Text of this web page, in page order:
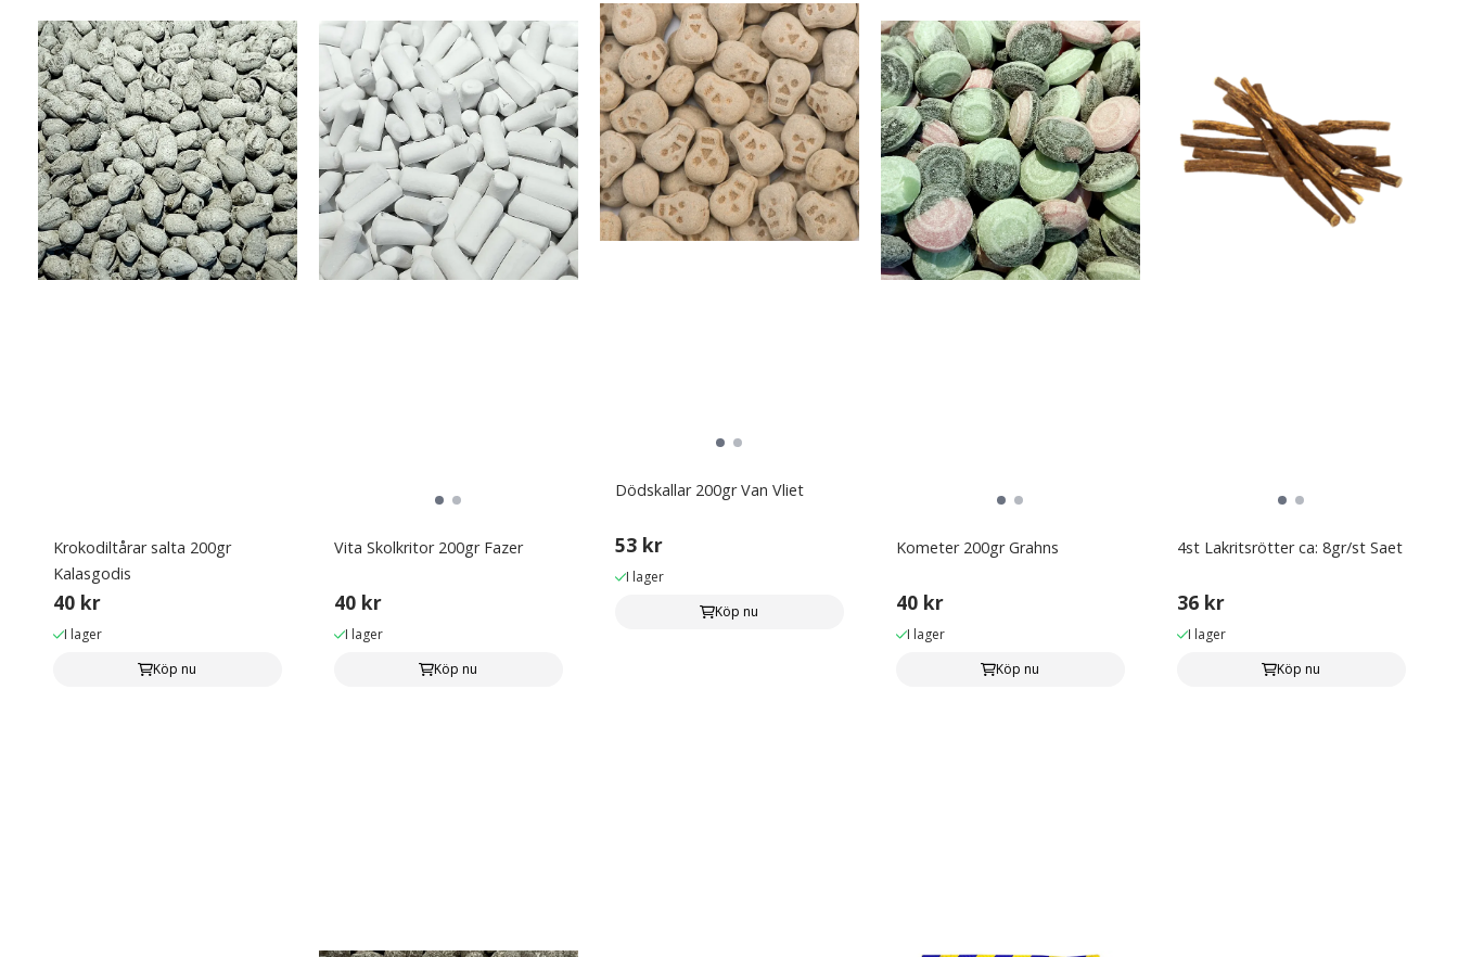
Krokodiltårar salta 200gr
Kalasgodis
40 kr
I lager
Köp nu
Vita Skolkritor 200gr Fazer
40 kr
I lager
Köp nu
Dödskallar 200gr Van Vliet
53 kr
I lager
Köp nu
Kometer 200gr Grahns
40 kr
I lager
Köp nu
4st Lakritsrötter ca: 8gr/st Saet
36 kr
I lager
Köp nu